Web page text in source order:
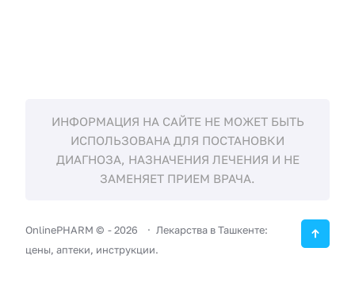
ИНФОРМАЦИЯ НА САЙТЕ НЕ МОЖЕТ БЫТЬ
ИСПОЛЬЗОВАНА ДЛЯ ПОСТАНОВКИ
ДИАГНОЗА, НАЗНАЧЕНИЯ ЛЕЧЕНИЯ И НЕ
ЗАМЕНЯЕТ ПРИЕМ ВРАЧА.
OnlinePHARM © -2026
Лекарства в Ташкенте:
цены, аптеки, инструкции.